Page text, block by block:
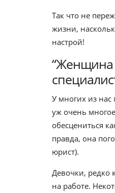
Так что не
жизни,
настрой!
“Женщина
У многих из нас
уж очень
обесцениться
правда, она
юрист).
Девочки, редко
на работе.